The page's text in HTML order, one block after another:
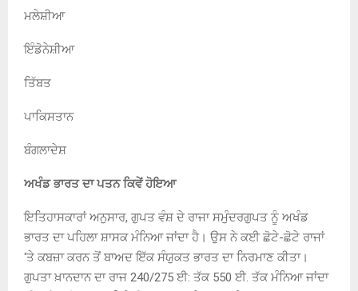
ਮਲੇਸ਼ੀਆ
ਇੰਡੋਨੇਸ਼ੀਆ
ਤਿੱਬਤ
ਪਾਕਿਸਤਾਨ
ਬੰਗਲਾਦੇਸ਼
ਅਖੰਡ ਭਾਰਤ ਦਾ ਪਤਨ ਕਿਵੇਂ ਹੋਇਆ
ਇਤਿਹਾਸਕਾਰਾਂ ਅਨੁਸਾਰ, ਗੁਪਤ ਵੰਸ਼ ਦੇ ਰਾਜਾ ਸਮੁੰਦਰਗੁਪਤ ਨੂੰ ਅਖੰਡ
ਭਾਰਤ ਦਾ ਪਹਿਲਾ ਸ਼ਾਸਕ ਮੰਨਿਆ ਜਾਂਦਾ ਹੈ। ਉਸ ਨੇ ਕਈ ਛੋਟੇ-ਛੋਟੇ ਰਾਜਾਂ
‘ਤੇ ਕਬਜ਼ਾ ਕਰਨ ਤੋਂ ਬਾਅਦ ਇੱਕ ਸੰਯੁਕਤ ਭਾਰਤ ਦਾ ਨਿਰਮਾਣ ਕੀਤਾ।
ਗੁਪਤਾ ਖ਼ਾਨਦਾਨ ਦਾ ਰਾਜ 240/275 ਈ: ਤੱਕ 550 ਈ. ਤੱਕ ਮੰਨਿਆ ਜਾਂਦਾ